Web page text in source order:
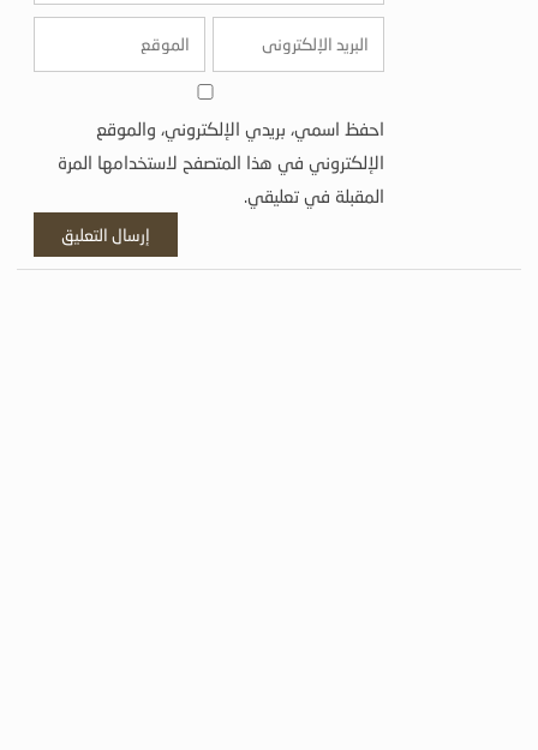
احفظ اسمي، بريدي الإلكتروني، والموقع
الإلكتروني في هذا المتصفح لاستخدامها المرة
المقبلة في تعليقي.